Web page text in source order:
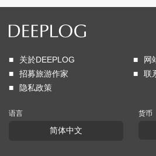
关於DEEPLOG
网
招募旅游作家
联
隐私政策
语言
简体中文
货币